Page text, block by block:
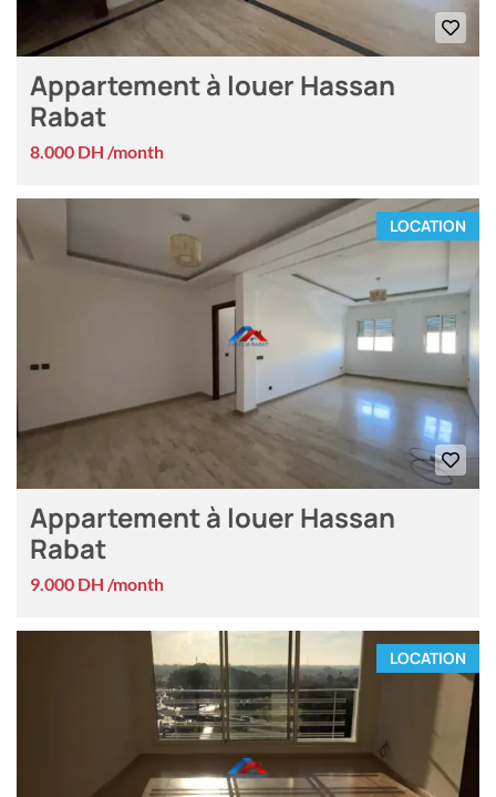
Appartement à louer Hassan
Rabat
8.000 DH /month
LOCATION
Appartement à louer Hassan
Rabat
9.000 DH /month
LOCATION